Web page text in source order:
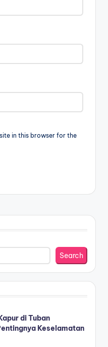
in this browser for the
Search
di Tuban
Keselamatan